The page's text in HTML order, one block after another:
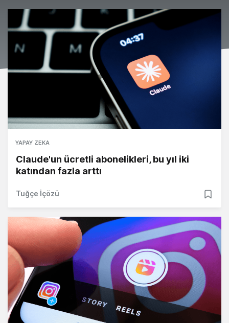
YAPAY ZEKA
Claude'un ücretli abonelikleri, bu yıl iki
katından fazla arttı
Tuğçe İçözü